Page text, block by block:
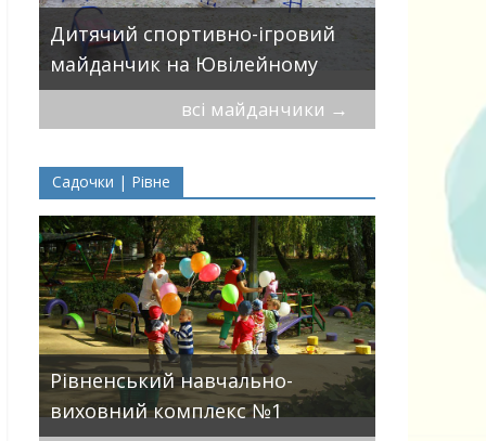
Дитячий спортивно-ігровий
майданчик на Ювілейному
всі майданчики →
Садочки | Рівне
Рівненський навчально-
виховний комплекс №1